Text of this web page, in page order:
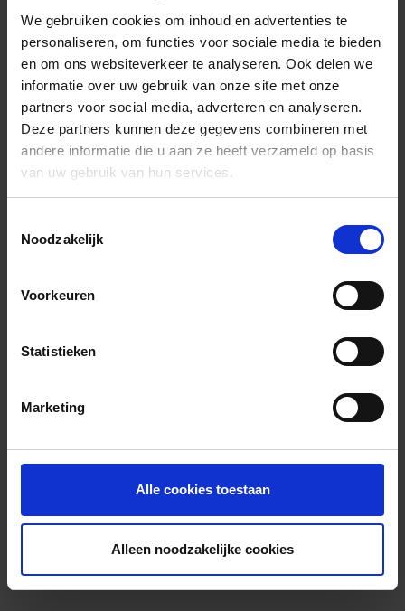
We gebruiken cookies om inhoud en advertenties te
personaliseren, om functies voor sociale media te bieden
en om ons websiteverkeer te analyseren. Ook delen we
informatie over uw gebruik van onze site met onze
partners voor social media, adverteren en analyseren.
Deze partners kunnen deze gegevens combineren met
andere informatie die u aan ze heeft verzameld op basis
van uw gebruik van hun services.
Noodzakelijk
Voorkeuren
Statistieken
Marketing
Alle cookies toestaan
Alleen noodzakelijke cookies